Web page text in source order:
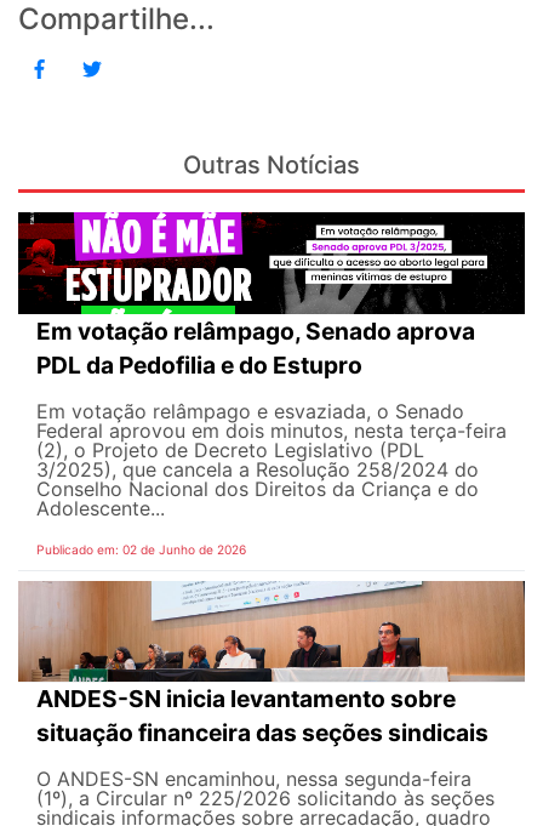
Compartilhe...
Outras Notícias
Em votação relâmpago, Senado aprova
PDL da Pedofilia e do Estupro
Em votação relâmpago e esvaziada, o Senado
Federal aprovou em dois minutos, nesta terça-feira
(2), o Projeto de Decreto Legislativo (PDL
3/2025), que cancela a Resolução 258/2024 do
Conselho Nacional dos Direitos da Criança e do
Adolescente...
Publicado em: 02 de Junho de 2026
ANDES-SN inicia levantamento sobre
situação financeira das seções sindicais
O ANDES-SN encaminhou, nessa segunda-feira
(1º), a Circular nº 225/2026 solicitando às seções
sindicais informações sobre arrecadação, quadro